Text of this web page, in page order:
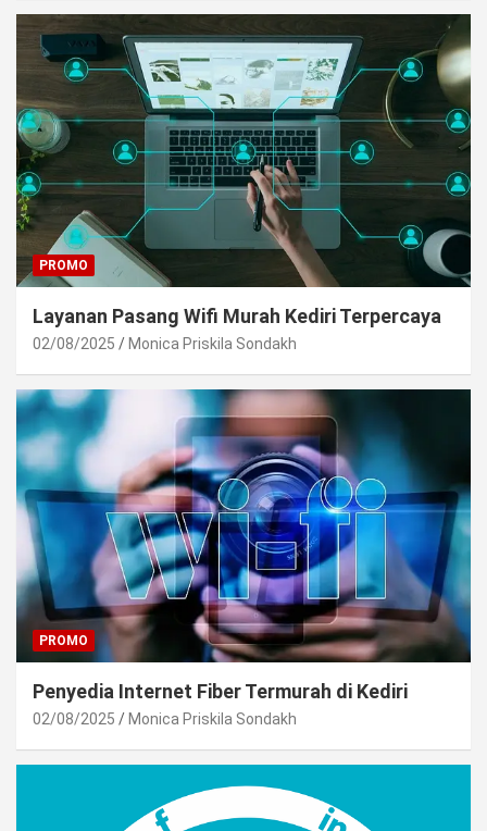
PROMO
Layanan Pasang Wifi Murah Kediri Terpercaya
02/08/2025 Monica Priskila Sondakh
PROMO
Penyedia Internet Fiber Termurah di Kediri
02/08/2025 Monica Priskila Sondakh